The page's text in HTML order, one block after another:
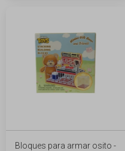
Bloques para armar osito -